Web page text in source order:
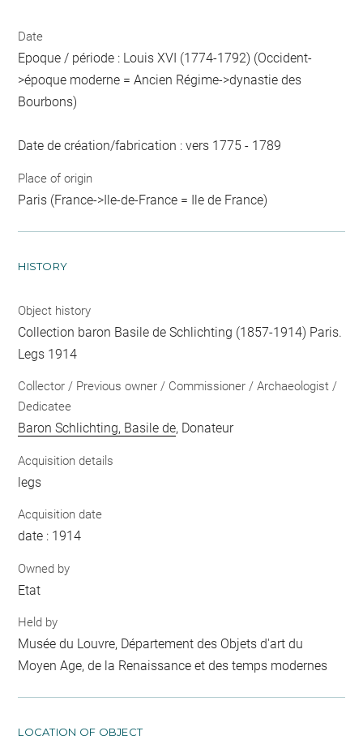
Date
Epoque / période : Louis XVI (1774-1792) (Occident-
>époque moderne = Ancien Régime->dynastie des
Bourbons)
Date de création/fabrication : vers 1775 - 1789
Place of origin
Paris (France->Ile-de-France = Ile de France)
HISTORY
Object history
Collection baron Basile de Schlichting (1857-1914) Paris.
Legs 1914
Collector / Previous owner / Commissioner / Archaeologist /
Dedicatee
Baron Schlichting, Basile de, Donateur
Acquisition details
legs
Acquisition date
date : 1914
Owned by
Etat
Held by
Musée du Louvre, Département des Objets d'art du
Moyen Age, de la Renaissance et des temps modernes
LOCATION OF OBJECT